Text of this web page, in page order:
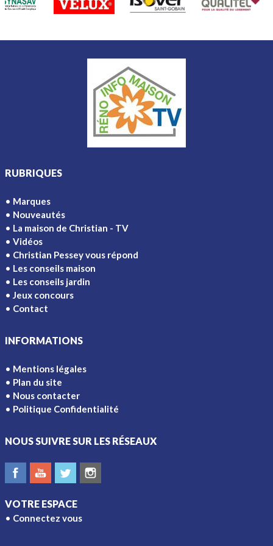
RUBRIQUES
Marques
Nouveautés
La maison de Christian - TV
Vidéos
Christian Pessey vous répond
Les conseils maison
Les conseils jardin
Jeux concours
Contact
INFORMATIONS
Mentions légales
Plan du site
Nous contacter
Politique Confidentialité
NOUS SUIVRE SUR LES RÉSEAUX
VOTRE ESPACE
Connectez vous